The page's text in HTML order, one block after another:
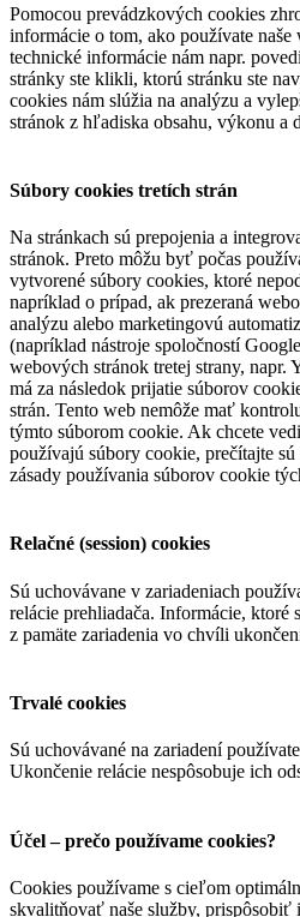
Pomocou prevádzkových cookies
informácie o tom, ako používate naše
technické informácie nám napr.
stránky ste klikli, ktorú stránku ste
cookies nám slúžia na analýzu a
stránok z hľadiska obsahu, výkonu a
Súbory cookies tretích strán
Na stránkach sú prepojenia a
stránok. Preto môžu byť počas
vytvorené súbory cookies, ktoré
napríklad o prípad, ak prezeraná
analýzu alebo marketingovú
(napríklad nástroje spoločností
webových stránok tretej strany, napr.
má za následok prijatie súborov
strán. Tento web nemôže mať
týmto súborom cookie. Ak chcete
používajú súbory cookie, prečítajte
zásady používania súborov cookie
Relačné (session) cookies
Sú uchovávane v zariadeniach
relácie prehliadača. Informácie, ktoré
z pamäte zariadenia vo chvíli
Trvalé cookies
Sú uchovávané na zariadení
Ukončenie relácie nespôsobuje ich
Účel – prečo používame cookies?
Cookies používame s cieľom
skvalitňovať naše služby, prispôsobiť